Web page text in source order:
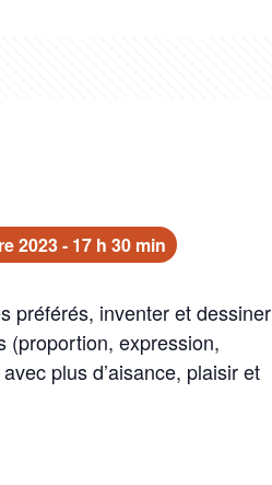
2023 - 17 h 30 min
préférés, inventer et dessiner
(proportion, expression,
plus d’aisance, plaisir et